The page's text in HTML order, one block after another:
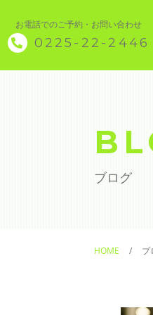
お電話でのご予約・お問い合わせ
0225-22-2446
◇ ト
◆
ブログ
HOME ブ